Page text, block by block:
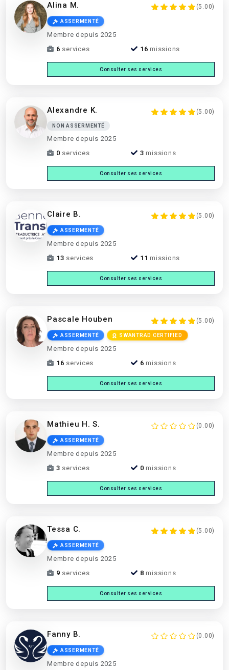
Alina M. (5.00)
ASSERMENTÉ
Membre depuis 2025
6 services 16 missions
Consulter ses services
Alexandre K. (5.00)
NON ASSERMENTÉ
Membre depuis 2025
0 services 3 missions
Consulter ses services
Claire B. (5.00)
ASSERMENTÉ
Membre depuis 2025
13 services 11 missions
Consulter ses services
Pascale Houben (5.00)
ASSERMENTÉ SWANTRAD CERTIFIED
Membre depuis 2025
16 services 6 missions
Consulter ses services
Mathieu H. S. (0.00)
ASSERMENTÉ
Membre depuis 2025
3 services 0 missions
Consulter ses services
Tessa C. (5.00)
ASSERMENTÉ
Membre depuis 2025
9 services 8 missions
Consulter ses services
Fanny B. (0.00)
ASSERMENTÉ
Membre depuis 2025